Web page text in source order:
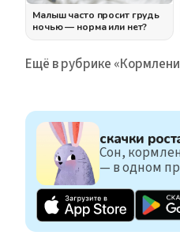
Малыш часто просит грудь
ночью — норма или нет?
Ещё в рубрике
скачки
Сон,
— в одном